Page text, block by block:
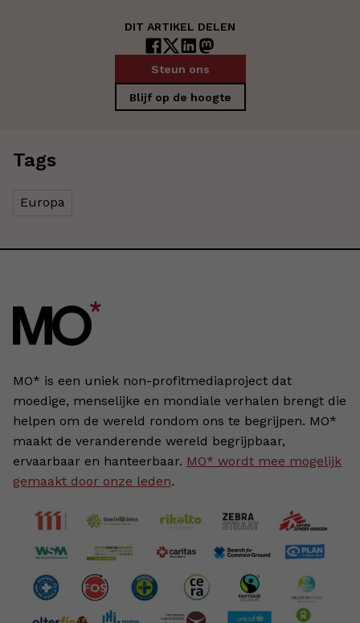
DIT ARTIKEL DELEN
Steun ons
Blijf op de hoogte
Tags
Europa
MO* is een uniek non-profitmediaproject dat
moedige, menselijke en mondiale verhalen brengt die
helpen om de wereld rondom ons te begrijpen. MO*
maakt de veranderende wereld begrijpbaar,
ervaarbaar en hanteerbaar. MO* wordt mee mogelijk
gemaakt door onze leden.